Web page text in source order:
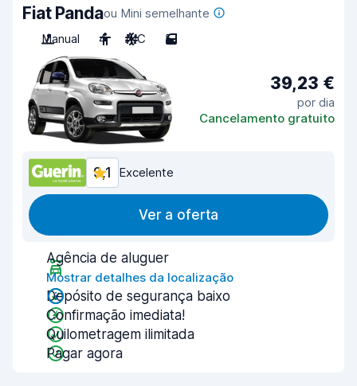
Fiat Pandaou Mini semelhante
Manual
4 A/C 5
39,23 €
por dia
Cancelamento gratuito
9,1 Excelente
Ver a oferta
Agência de aluguer
Mostrar detalhes da localização
Depósito de segurança baixo
Confirmação imediata!
Quilometragem ilimitada
Pagar agora